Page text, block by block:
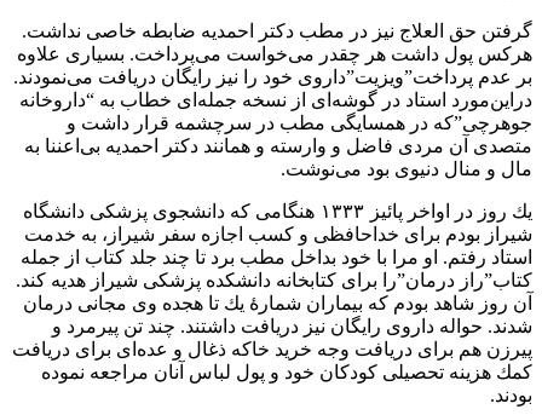
گرفتن حق العلاج نيز در مطب دكتر احمديه ضابطه خاصى نداشت.
هركس پول داشت هر چقدر مى‌خواست مى‌پرداخت. بسيارى علاوه
بر عدم پرداخت”ويزيت”داروى خود را نيز رايگان دريافت مى‌نمودند.
دراين‌مورد استاد در گوشه‌اى از نسخه جمله‌اى خطاب به “داروخانه
جوهرچى”كه در همسايگى مطب در سرچشمه قرار داشت و
متصدى آن مردى فاضل و وارسته و همانند دكتر احمديه بى‌اعننا به
مال و منال دنيوى بود مى‌نوشت.
يك روز در اواخر پائيز ١٣٣٣ هنگامى كه دانشجوى پزشكى دانشگاه
شيراز بودم براى خداحافظى و كسب اجازه سفر شيراز، به خدمت
استاد رفتم. او مرا با خود بداخل مطب برد تا چند جلد كتاب از جمله
كتاب”راز درمان”را براى كتابخانه دانشكده پزشكى شيراز هديه كند.
آن روز شاهد بودم كه بيماران شمارۀ يك تا هجده وى مجانى درمان
شدند. حواله داروى رايگان نيز دريافت داشتند. چند تن پيرمرد و
پيرزن هم براى دريافت وجه خريد خاكه ذغال و عده‌اى براى دريافت
كمك هزينه تحصيلى كودكان خود و پول لباس آنان مراجعه نموده
بودند.